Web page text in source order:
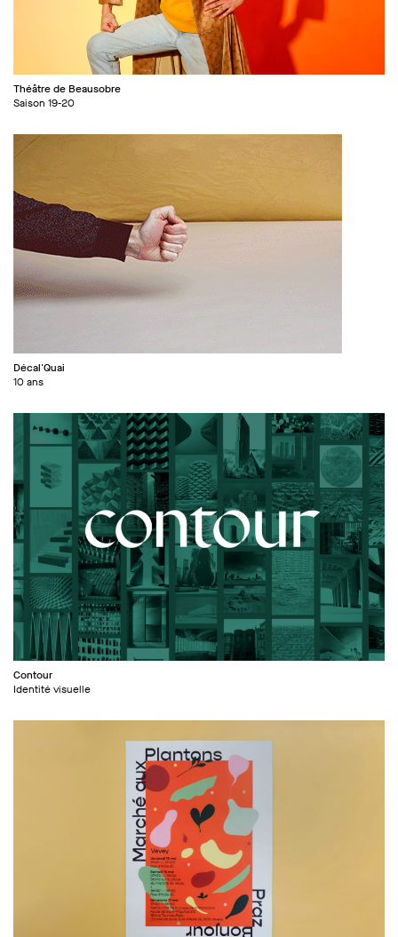
Théâtre de Beausobre
Saison 19-20
Décal'Quai
10 ans
Contour
Identité visuelle